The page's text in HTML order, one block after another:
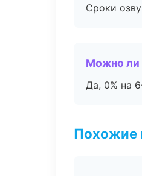
Сроки
Можно ли
Да, 0% на
Похожие